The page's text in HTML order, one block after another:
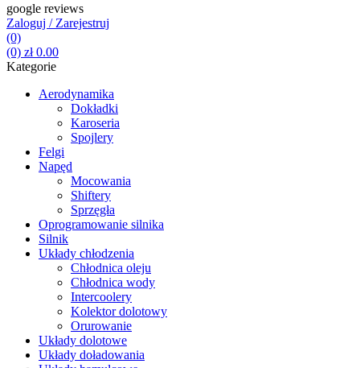
google reviews
Zaloguj / Zarejestruj
(0)
(0) zł0.00
Kategorie
Aerodynamika
Dokładki
Karoseria
Spojlery
Felgi
Napęd
Mocowania
Shiftery
Sprzęgła
Oprogramowanie silnika
Silnik
Układy chłodzenia
Chłodnica oleju
Chłodnica wody
Intercoolery
Kolektor dolotowy
Orurowanie
Układy dolotowe
Układy doładowania